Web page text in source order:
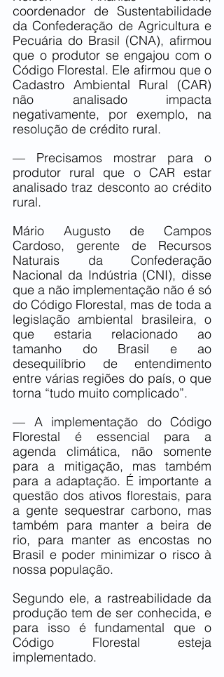
coordenador de Sustentabilidade
da Confederação de Agricultura e
Pecuária do Brasil (CNA), afirmou
que o produtor se engajou com o
Código Florestal. Ele afirmou que o
Cadastro Ambiental Rural (CAR)
não analisado impacta
negativamente, por exemplo, na
resolução de crédito rural.
— Precisamos mostrar para o
produtor rural que o CAR estar
analisado traz desconto ao crédito
rural.
Mário Augusto de Campos
Cardoso, gerente de Recursos
Naturais da Confederação
Nacional da Indústria (CNI), disse
que a não implementação não é só
do Código Florestal, mas de toda a
legislação ambiental brasileira, o
que estaria relacionado ao
tamanho do Brasil e ao
desequilíbrio de entendimento
entre várias regiões do país, o que
torna “tudo muito complicado”.
— A implementação do Código
Florestal é essencial para a
agenda climática, não somente
para a mitigação, mas também
para a adaptação. É importante a
questão dos ativos florestais, para
a gente sequestrar carbono, mas
também para manter a beira de
rio, para manter as encostas no
Brasil e poder minimizar o risco à
nossa população.
Segundo ele, a rastreabilidade da
produção tem de ser conhecida, e
para isso é fundamental que o
Código Florestal esteja
implementado.